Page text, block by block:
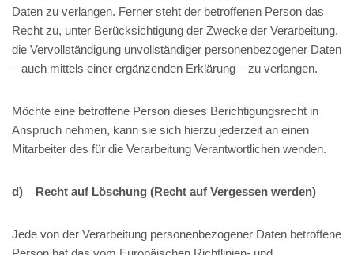
Daten zu verlangen. Ferner steht der betroffenen Person das
Recht zu, unter Berücksichtigung der Zwecke der Verarbeitung,
die Vervollständigung unvollständiger personenbezogener Daten
– auch mittels einer ergänzenden Erklärung – zu verlangen.
Möchte eine betroffene Person dieses Berichtigungsrecht in
Anspruch nehmen, kann sie sich hierzu jederzeit an einen
Mitarbeiter des für die Verarbeitung Verantwortlichen wenden.
d) Recht auf Löschung (Recht auf Vergessen werden)
Jede von der Verarbeitung personenbezogener Daten betroffene